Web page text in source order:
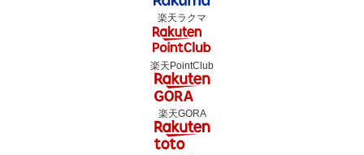
楽天ラクマ
楽天PointClub
楽天GORA